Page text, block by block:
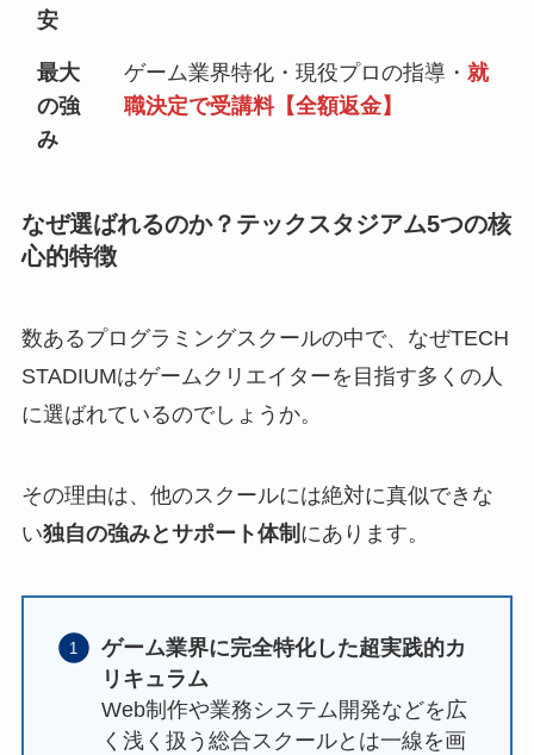
安
最大
の強
み
ゲーム業界特化・現役プロの指導・就
職決定で受講料【全額返金】
なぜ選ばれるのか？テックスタジアム5つの核
心的特徴
数あるプログラミングスクールの中で、なぜTECH
STADIUMはゲームクリエイターを目指す多くの人
に選ばれているのでしょうか。
その理由は、他のスクールには絶対に真似できな
い独自の強みとサポート体制 にあります。
ゲーム業界に完全特化した超実践的カ
リキュラム
Web制作や業務システム開発などを広
く浅く扱う総合スクールとは一線を画